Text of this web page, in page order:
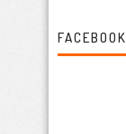
FACEBOOK